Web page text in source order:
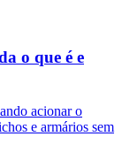
o que é e
acionar o
e armários sem